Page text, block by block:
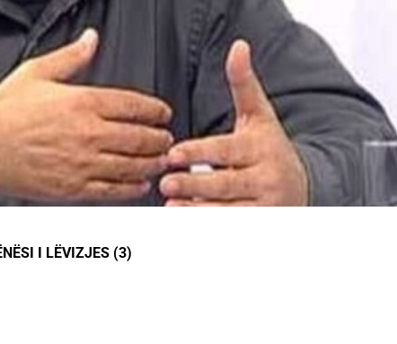
I LËVIZJES (3)